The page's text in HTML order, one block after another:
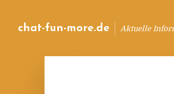
chat-fun-more.de Aktuelle